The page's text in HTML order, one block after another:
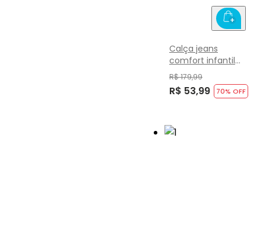
Calça jeans
comfort infantil
menina Brandili
R$ 179,99
R$ 53,99 70% OFF